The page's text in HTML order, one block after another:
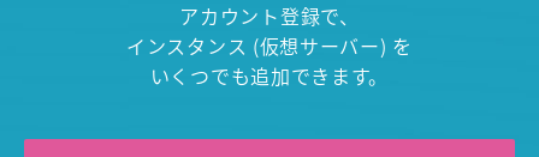
アカウント登録で、
インスタンス (仮想サーバー) を
いくつでも追加できます。